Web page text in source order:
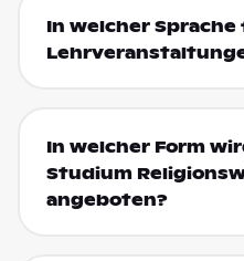
In welcher
In welcher Form
Studium
angeboten?